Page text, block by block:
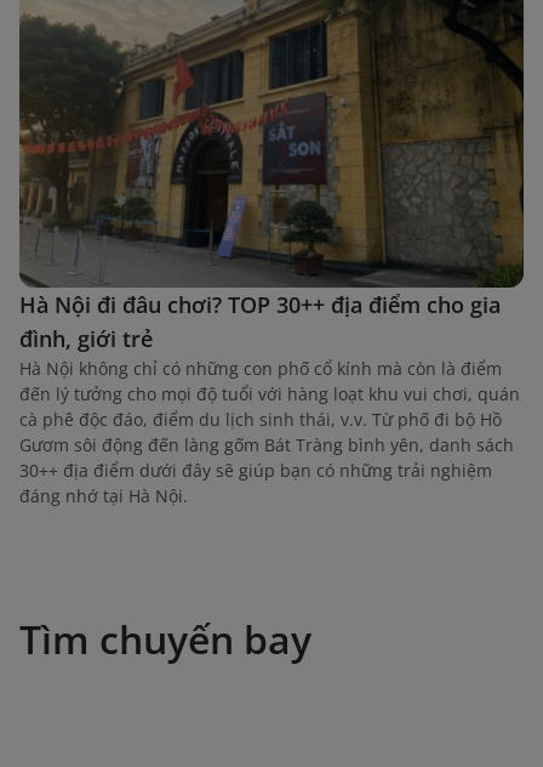
Hà Nội đi đâu chơi? TOP 30++ địa điểm cho gia
đình, giới trẻ
Hà Nội không chỉ có những con phố cổ kính mà còn là điểm
đến lý tưởng cho mọi độ tuổi với hàng loạt khu vui chơi, quán
cà phê độc đáo, điểm du lịch sinh thái, v.v. Từ phố đi bộ Hồ
Gươm sôi động đến làng gốm Bát Tràng bình yên, danh sách
30++ địa điểm dưới đây sẽ giúp bạn có những trải nghiệm
đáng nhớ tại Hà Nội.
Tìm chuyến bay